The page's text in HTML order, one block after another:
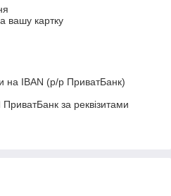
вашу картку
на IBAN (р/р ПриватБанк)
за реквізитами